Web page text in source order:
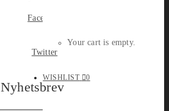
Your cart is empty.
WISHLIST 0
Facebook
Twitter
Nyhetsbrev